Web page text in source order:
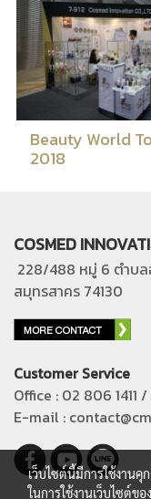
Beauty World
2018
COSMED
228/488 หมู่ 6 ตำบล
สมุทรสาคร 74130
Customer Service
Office : 02 806 1411
E-mail :
เว็บไซต์นี้มีการใช้งาน
ในการใช้งานเว็บไซต์ข